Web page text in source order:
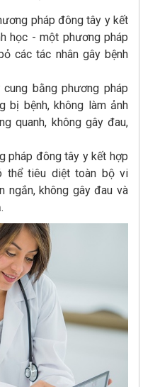
pháp đông tây y kết
học - một phương pháp
các tác nhân gây bệnh
bằng phương pháp
bị bệnh, không làm ảnh
quanh, không gây đau,
pháp đông tây y kết hợp
thể tiêu diệt toàn bộ vi
ngắn, không gây đau và